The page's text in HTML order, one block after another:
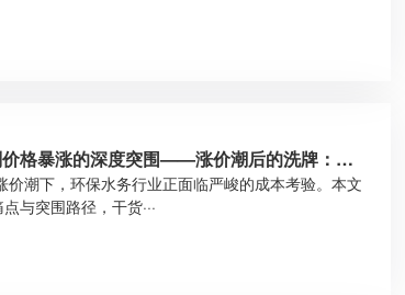
格暴涨的深度突围——涨价潮后的洗牌：谁
下半场胜出？
价潮下，环保水务行业正面临严峻的成本考验。本文
与突围路径，干货···